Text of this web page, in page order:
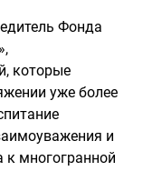
Фонда
которые
уже более
и
к многогранной